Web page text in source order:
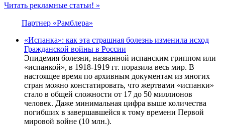
Читать рекламные статьи! »
Партнер «Рамблера»
«Испанка»: как эта страшная болезнь изменила исход
Гражданской войны в России
Эпидемия болезни, названной испанским гриппом или
«испанкой», в 1918-1919 гг. поразила весь мир. В
настоящее время по архивным документам из многих
стран можно констатировать, что жертвами «испанки»
стало в общей сложности от 17 до 50 миллионов
человек. Даже минимальная цифра выше количества
погибших в завершавшейся к тому времени Первой
мировой войне (10 млн.).